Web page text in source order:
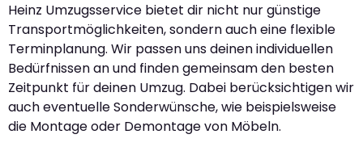
Heinz Umzugsservice bietet dir nicht nur günstige
Transportmöglichkeiten, sondern auch eine flexible
Terminplanung. Wir passen uns deinen individuellen
Bedürfnissen an und finden gemeinsam den besten
Zeitpunkt für deinen Umzug. Dabei berücksichtigen wir
auch eventuelle Sonderwünsche, wie beispielsweise
die Montage oder Demontage von Möbeln.